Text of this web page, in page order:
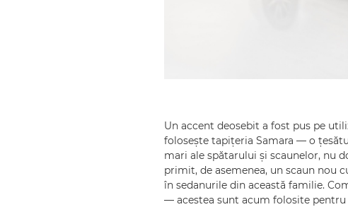
Un accent deosebit a fost pus pe
folosește tapițeria Samara — o
mari ale spătarului și scaunelor, nu
primit, de asemenea, un scaun nou
în sedanurile din această familie.
— acestea sunt acum folosite